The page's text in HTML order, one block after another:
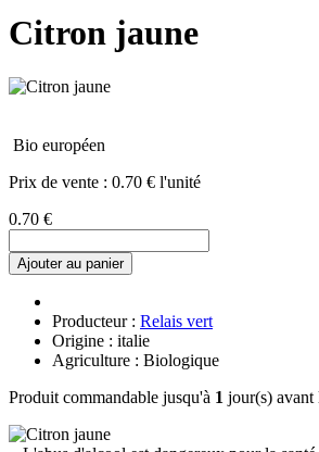
Citron jaune
Bio européen
Prix de vente : 0.70 € l'unité
0.70 €
Ajouter au panier
Producteur : Relais vert
Origine : italie
Agriculture : Biologique
Produit commandable jusqu'à 1 jour(s) avant